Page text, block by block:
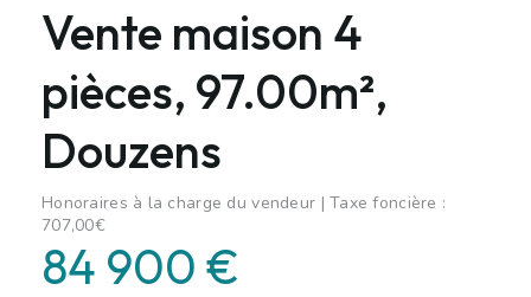
Vente maison 4
pièces, 97.00m²,
Douzens
Honoraires à la charge du vendeur | Taxe foncière :
707,00€
84 900 €